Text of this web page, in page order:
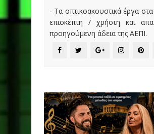
- Τα οπτικοακουστικά έργα
επισκέπτη / χρήστη και
προηγούμενη άδεια της ΑΕΠΙ.